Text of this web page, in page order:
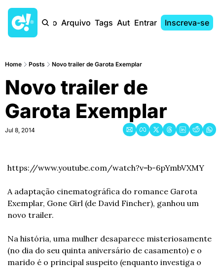
Início Arquivo Tags AutoresEntrar Inscreva-se
Home Posts Novo trailer de Garota Exemplar
Novo trailer de
Garota Exemplar
Jul 8, 2014
https://www.youtube.com/watch?v=b-6pYmbVXMY
A adaptação cinematográfica do romance Garota
Exemplar, Gone Girl (de David Fincher), ganhou um
novo trailer.
Na história, uma mulher desaparece misteriosamente
(no dia do seu quinta aniversário de casamento) e o
marido é o principal suspeito (enquanto investiga o